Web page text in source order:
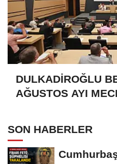
DULKADİROĞLU
AĞUSTOS AYI
SON HABERLER